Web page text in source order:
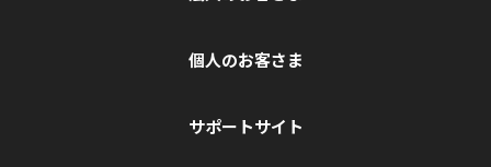
個人のお客さま
サポートサイト